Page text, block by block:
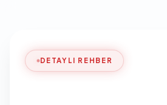
DETAYLI REHBER